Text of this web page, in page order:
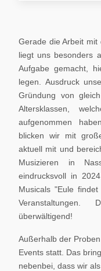
Gerade die Arbeit mit
liegt uns besonders
Aufgabe gemacht,
legen. Ausdruck
Gründung von
Altersklassen,
aufgenommen
blicken wir mit
aktuell mit und
Musizieren in
eindrucksvoll in
Musicals "Eule
Veranstaltungen.
überwältigend!
Außerhalb der
Events statt. Das
nebenbei, dass wir